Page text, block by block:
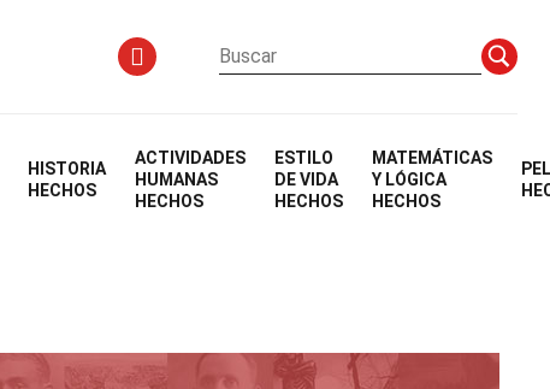
HISTORIA
HECHOS
ACTIVIDADES
HUMANAS
HECHOS
ESTILO
DE VIDA
HECHOS
MATEMÁTICAS
Y LÓGICA
HECHOS